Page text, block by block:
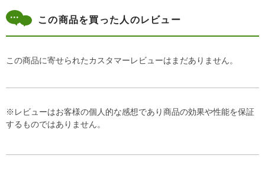
この商品を買った人のレビュー
この商品に寄せられたカスタマーレビューはまだありません。
※レビューはお客様の個人的な感想であり商品の効果や性能を保証
するものではありません。